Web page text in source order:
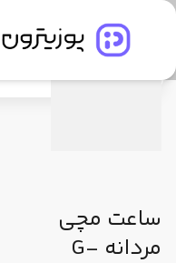
جستجو در
ساعت مچی
مردانه G-
مشخصات فنی